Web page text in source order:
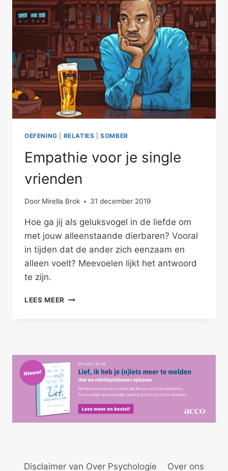
OEFENING RELATIES |SOMBER
Empathie voor je single
vrienden
Door Mirella Brok 31 december 2019
Hoe ga jij als geluksvogel in de liefde om
met jouw alleenstaande dierbaren? Vooral
in tijden dat de ander zich eenzaam en
alleen voelt? Meevoelen lijkt het antwoord
te zijn.
LEES MEER EMPATHIE
Disclaimer van Over Psychologie Over ons